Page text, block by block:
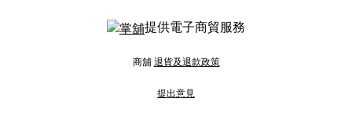
提供電子商貿服務
商舖 退貨及退款政策
提出意見